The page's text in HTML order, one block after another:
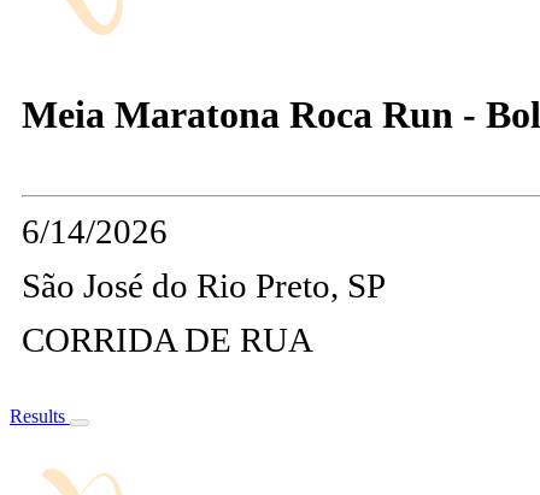
Meia Maratona Roca Run -
6/14/2026
São José do Rio Preto, SP
CORRIDA DE RUA
Results